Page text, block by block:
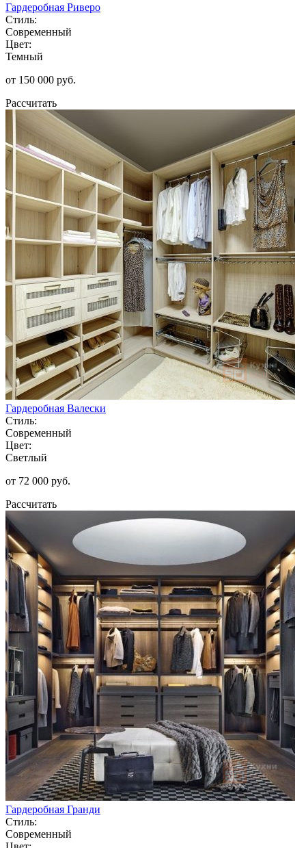
Гардеробная Риверо
Стиль:
Современный
Цвет:
Темный
от 150 000 руб.
Рассчитать
Гардеробная Валески
Стиль:
Современный
Цвет:
Светлый
от 72 000 руб.
Рассчитать
Гардеробная Гранди
Стиль:
Современный